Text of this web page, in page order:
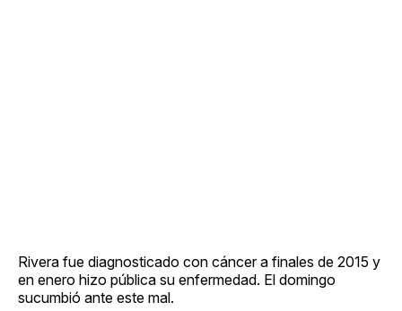
Rivera fue diagnosticado con cáncer a finales de 2015 y
en enero hizo pública su enfermedad. El domingo
sucumbió ante este mal.